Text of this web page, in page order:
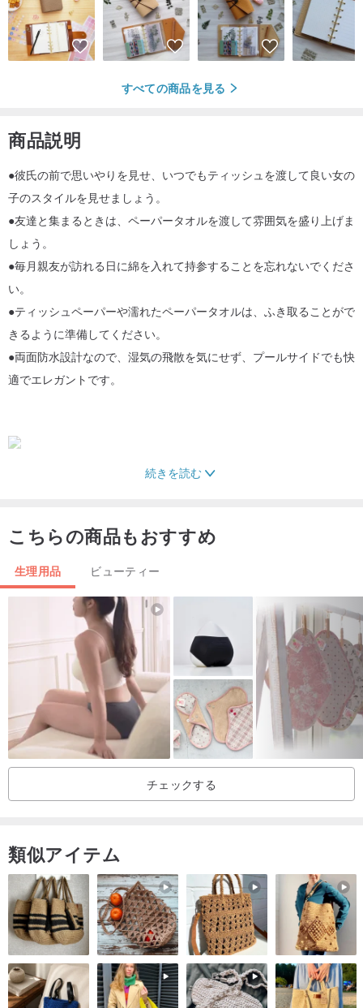
すべての商品を見る
商品説明
●彼氏の前で思いやりを見せ、いつでもティッシュを渡して良い女の
子のスタイルを見せましょう。
●友達と集まるときは、ペーパータオルを渡して雰囲気を盛り上げま
しょう。
●毎月親友が訪れる日に綿を入れて持参することを忘れないでくださ
い。
●ティッシュペーパーや濡れたペーパータオルは、ふき取ることがで
きるように準備してください。
●両面防水設計なので、湿気の飛散を気にせず、プールサイドでも快
適でエレガントです。
子スタイルを見せてください〜
●友達と会ったり、ティッシュを配ったりして、雰囲気をもっと楽し
くしましょう〜
●毎月仲良しの方が訪れる日は、綿を入れてお持ち帰りください〜
●ティッシュペーパーと濡れたペーパータオルを用意して、拭き取り
ます〜
続きを読む
こちらの商品もおすすめ
生理用品 ビューティー
チェックする
類似アイテム